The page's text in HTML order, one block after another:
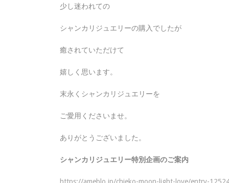
少し迷われての
シャンカリジュエリーの購入でしたが
癒されていただけて
嬉しく思います。
末永くシャンカリジュエリーを
ご愛用くださいませ。
ありがとうございました。
シャンカリジュエリー特別企画のご案内